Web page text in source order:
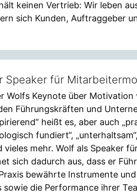
keinen Vertrieb: Wir leben
sich Kunden, Auftraggeber
Speaker für
Wolfs Keynote über Motivation
Führungskräften und
heißt es, aber auch
fundiert“,
vieles mehr. Wolf als Speaker
sich dadurch aus, dass er
bewährte Instrumente
die Performance ihrer